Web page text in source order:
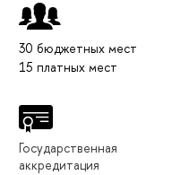
30 бюджетных мест
15 платных мест
Государственная
аккредитация